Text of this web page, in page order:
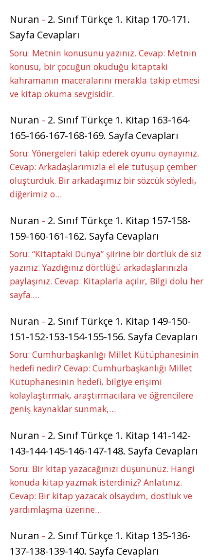
Nuran - 2. Sınıf Türkçe 1. Kitap 170-171.
Sayfa Cevapları
Soru: Metnin konusunu yazınız. Cevap: Metnin
konusu, bir çocuğun okuduğu kitaptaki
kahramanın maceralarını merakla takip etmesi
ve kitap okuma sevgisidir.
Nuran - 2. Sınıf Türkçe 1. Kitap 163-164-
165-166-167-168-169. Sayfa Cevapları
Soru: Yönergeleri takip ederek oyunu oynayınız.
Cevap: Arkadaşlarımızla el ele tutuşup çember
oluşturduk. Bir arkadaşımız bir sözcük söyledi,
diğerimiz o…
Nuran - 2. Sınıf Türkçe 1. Kitap 157-158-
159-160-161-162. Sayfa Cevapları
Soru: “Kitaptaki Dünya” şiirine bir dörtlük de siz
yazınız. Yazdığınız dörtlüğü arkadaşlarınızla
paylaşınız. Cevap: Kitaplarla açılır, Bilgi dolu her
sayfa.…
Nuran - 2. Sınıf Türkçe 1. Kitap 149-150-
151-152-153-154-155-156. Sayfa Cevapları
Soru: Cumhurbaşkanlığı Millet Kütüphanesinin
hedefi nedir? Cevap: Cumhurbaşkanlığı Millet
Kütüphanesinin hedefi, bilgiye erişimi
kolaylaştırmak, araştırmacılara ve öğrencilere
geniş kaynaklar sunmak,…
Nuran - 2. Sınıf Türkçe 1. Kitap 141-142-
143-144-145-146-147-148. Sayfa Cevapları
Soru: Bir kitap yazacağınızı düşününüz. Hangi
konuda kitap yazmak isterdiniz? Anlatınız.
Cevap: Bir kitap yazacak olsaydım, dostluk ve
yardımlaşma üzerine…
Nuran - 2. Sınıf Türkçe 1. Kitap 135-136-
137-138-139-140. Sayfa Cevapları